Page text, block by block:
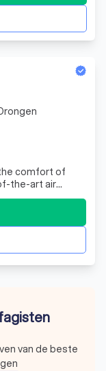
comfort of
the-art air
on providing
spaces but also
the air.
van de beste